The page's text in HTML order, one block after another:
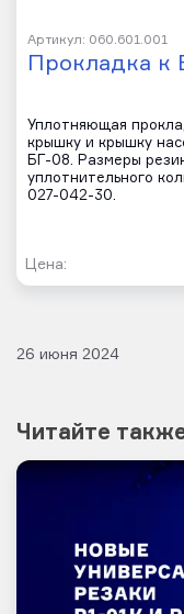
Артикул: 060.601.001
Прокладка к
Уплотняющая
крышку и крышку
БГ-08. Размеры
уплотнительного
027-042-30.
Цена:
26 июня 2024
Читайте